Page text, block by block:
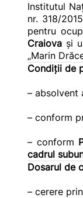
Institutul
nr. 318/
pentru
Craiova și
„Marin
Condiţii de
– absolvent
– conform
– conform
cadrul
Dosarul de
– cerere